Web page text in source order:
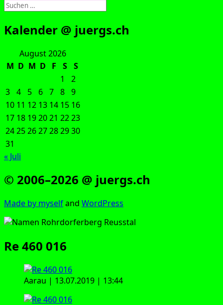
Suchen
nach:
Kalender @ juergs.ch
August 2026
M D M D F S
S
1
2
3 4 5 6 7 8 9
10 11 12 13 14 15 16
17 18 192021 2223
24252627282930
31
« Juli
© 2006–2026 @ juergs.ch
Made by mys­elfand Word­Press
Re 460 016
Aar­au | 13.07.2019 | 13:44